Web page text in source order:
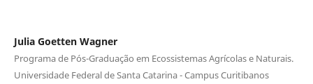
Julia Goetten Wagner
Programa de Pós-Graduação em Ecossistemas Agrícolas e Naturais.
Universidade Federal de Santa Catarina - Campus Curitibanos